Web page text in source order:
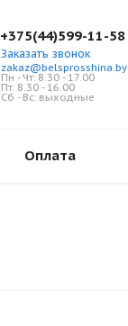
+375(44)599-11-58
Заказать звонок
zakaz@belsprosshina.by
Пн - Чт: 8.30 - 17.00
Пт: 8.30 - 16.00
Сб - Вс: выходные
Оплата